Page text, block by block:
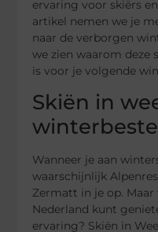
ervaring voor skiërs
artikel nemen we je
naar de verborgen
we zien waarom deze
is voor je volgende
Skiën in
Wanneer je aan
waarschijnlijk
Zermatt in je op.
Nederland kunt
ervaring? Skiën in